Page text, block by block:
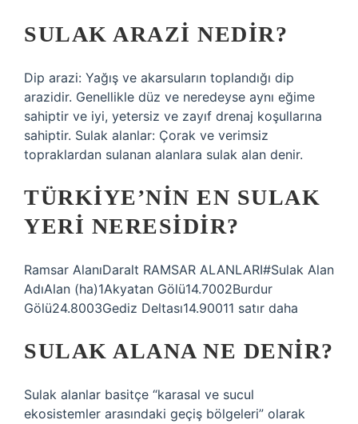
SULAK ARAZI NEDIR?
Dip arazi: Yağış ve akarsuların toplandığı dip
arazidir. Genellikle düz ve neredeyse aynı eğime
sahiptir ve iyi, yetersiz ve zayıf drenaj koşullarına
sahiptir. Sulak alanlar: Çorak ve verimsiz
topraklardan sulanan alanlara sulak alan denir.
TÜRKIYE’NIN EN SULAK
YERI NERESIDIR?
Ramsar AlanıDaralt RAMSAR ALANLARI#Sulak Alan
AdıAlan (ha)1Akyatan Gölü14.7002Burdur
Gölü24.8003Gediz Deltası14.90011 satır daha
SULAK ALANA NE DENIR?
Sulak alanlar basitçe “karasal ve sucul
ekosistemler arasındaki geçiş bölgeleri” olarak